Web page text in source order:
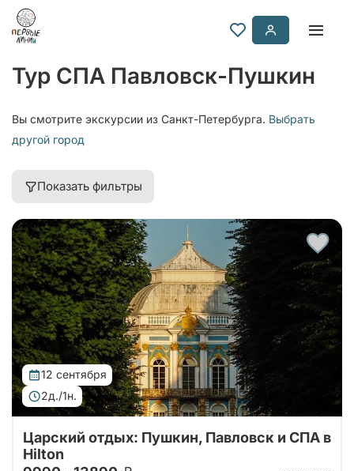
Тур СПА Павловск-Пушкин
Вы смотрите экскурсии из Санкт-Петербурга. Выбрать
другой город
Показать фильтры
12 сентября
2д./1н.
Царский отдых: Пушкин, Павловск и СПА в
Hilton